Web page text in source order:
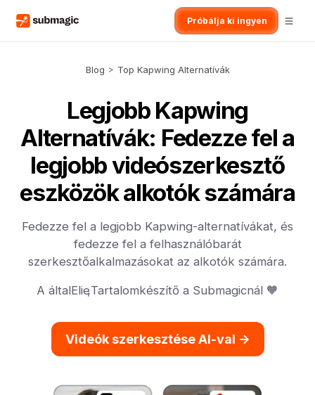
Próbálja ki ingyen
Blog > Top Kapwing Alternatívák
Legjobb Kapwing
Alternatívák: Fedezze fel a
legjobb videószerkesztő
eszközök alkotók számára
Fedezze fel a legjobb Kapwing-alternatívákat, és
fedezze fel a felhasználóbarát
szerkesztőalkalmazásokat az alkotók számára.
A általElie,Tartalomkészítő a Submagicnál 🧡
Videók szerkesztése AI-val ->